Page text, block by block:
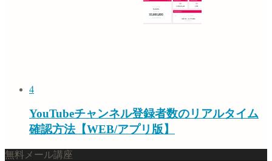
4
YouTubeチャンネル登録者数のリアルタイム
確認方法【WEB/アプリ版】
無料メール講座